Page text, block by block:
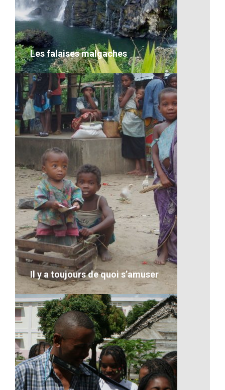
Les ponts en bois de Madagascar
Les falaises malgaches
Les falaises malgaches
VOIR LE DÉTAIL
Il y a toujours de quoi s’amuser